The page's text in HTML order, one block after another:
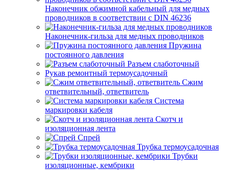
Наконечник обжимной кабельный для медных
проводников в соответствии с DIN 46236
Наконечник-гильза для медных проводников
Пружина
постоянного давления
Разъем слаботочный
Рукав ремонтный термоусадочный
Сжим
ответвительный, ответвитель
Система
маркировки кабеля
Скотч и
изоляционная лента
Спрей
Трубка термоусадочная
Трубки
изоляционные, кембрики